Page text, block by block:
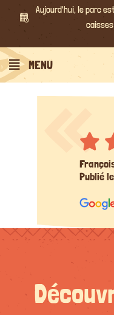
Aujourd'hui, le parc
caisses
MENU
Publié